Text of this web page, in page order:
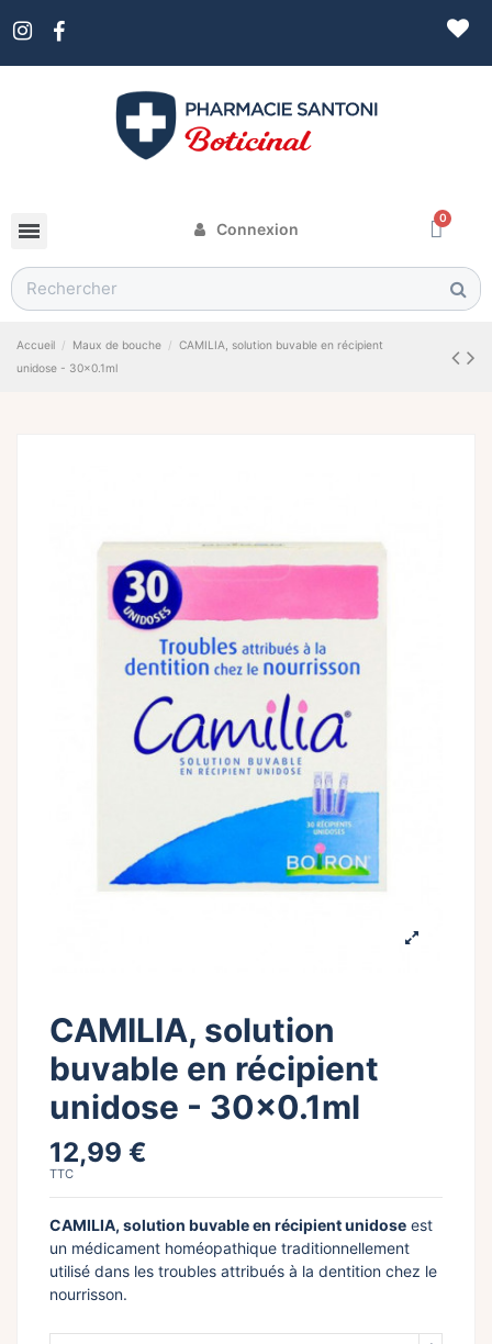
Connexion
Accueil Maux de bouche
CAMILIA, solution buvable en récipient
unidose - 30x0.1ml
CAMILIA, solution
buvable en récipient
unidose - 30x0.1ml
12,99 €
TTC
CAMILIA, solution buvable en récipient unidose est
un médicament homéopathique traditionnellement
utilisé dans les troubles attribués à la dentition chez le
nourrisson.